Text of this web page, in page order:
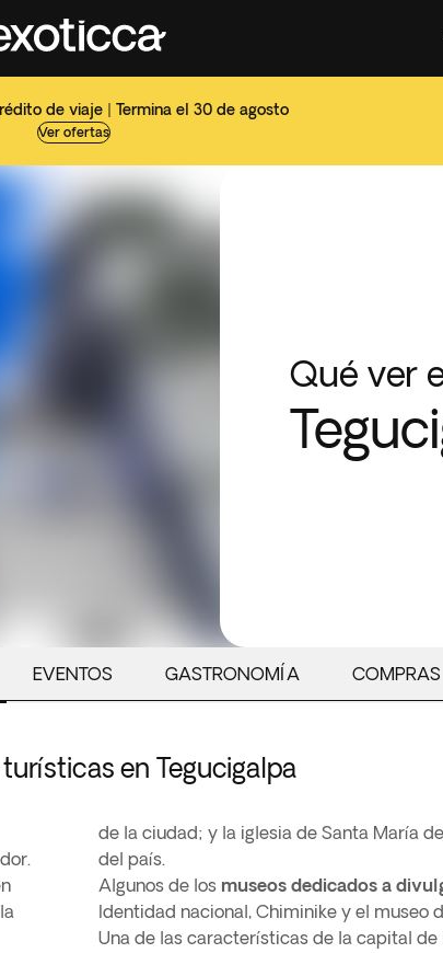
de viaje | Termina el 30 de agosto
Ver ofertas
Qué ver
EVENTOS GASTRONOMÍA COMPRAS
en Tegucigalpa
de la ciudad; y la iglesia de Santa María
del país.
Algunos de los museos dedicados a
Identidad nacional, Chiminike y el museo
Una de las características de la capital de